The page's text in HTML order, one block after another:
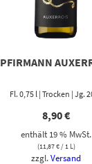
PFIRMANN
Fl. 0,75 l | Trocken | Jg.
8,90€
enthält 19 % MwSt.
(11,87€/ 1 L)
zzgl.Versand